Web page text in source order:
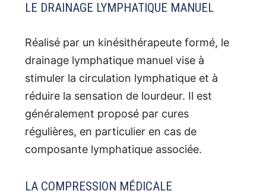
LE DRAINAGE LYMPHATIQUE MANUEL
Réalisé par un kinésithérapeute formé, le
drainage lymphatique manuel vise à
stimuler la circulation lymphatique et à
réduire la sensation de lourdeur. Il est
généralement proposé par cures
régulières, en particulier en cas de
composante lymphatique associée.
LA COMPRESSION MÉDICALE